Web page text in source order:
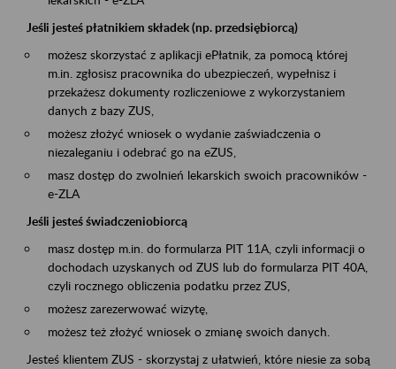
Jeśli jesteś płatnikiem składek (np. przedsiębiorcą)
możesz skorzystać z aplikacji ePłatnik, za pomocą której
m.in. zgłosisz pracownika do ubezpieczeń, wypełnisz i
przekażesz dokumenty rozliczeniowe z wykorzystaniem
danych z bazy ZUS,
możesz złożyć wniosek o wydanie zaświadczenia o
niezaleganiu i odebrać go na eZUS,
masz dostęp do zwolnień lekarskich swoich pracowników -
e-ZLA
Jeśli jesteś świadczeniobiorcą
masz dostęp m.in. do formularza PIT 11A, czyli informacji o
dochodach uzyskanych od ZUS lub do formularza PIT 40A,
czyli rocznego obliczenia podatku przez ZUS,
możesz zarezerwować wizytę,
możesz też złożyć wniosek o zmianę swoich danych.
Jesteś klientem ZUS - skorzystaj z ułatwień, które niesie za sobą